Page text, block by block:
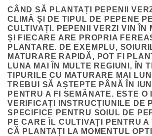
CÂND SĂ PLANTAȚI PEPENII
CLIMĂ ȘI DE TIPUL DE PEPENE
CULTIVAȚI. PEPENII VERZI VIN ÎN
ȘI FIECARE ARE PROPRIA
PLANTARE. DE EXEMPLU,
MATURARE RAPIDĂ, POT FI
LUNA MAI ÎN MULTE REGIUNI, ÎN
TIPURILE CU MATURARE MAI
TREBUI SĂ AȘTEPTE PÂNĂ ÎN
PENTRU A FI SEMĂNATE. ESTE O
VERIFICAȚI INSTRUCȚIUNILE DE
SPECIFICE PENTRU SOIUL DE
PE CARE ÎL CULTIVAȚI PENTRU A
CĂ PLANTAȚI LA MOMENTUL